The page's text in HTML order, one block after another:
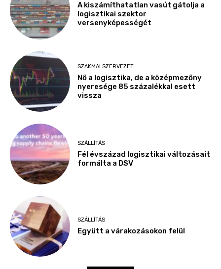
A kiszámíthatatlan vasút gátolja a
logisztikai szektor
versenyképességét
SZAKMAI SZERVEZET
Nő a logisztika, de a középmezőny
nyeresége 85 százalékkal esett
vissza
SZÁLLÍTÁS
Fél évszázad logisztikai változásait
formálta a DSV
SZÁLLÍTÁS
Együtt a várakozásokon felül